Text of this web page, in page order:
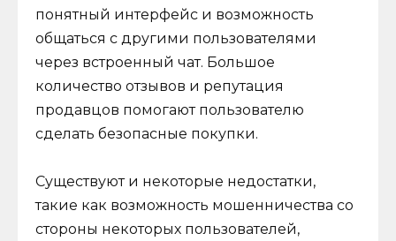
понятный интерфейс и возможность
общаться с другими пользователями
через встроенный чат. Большое
количество отзывов и репутация
продавцов помогают пользователю
сделать безопасные покупки.
Существуют и некоторые недостатки,
такие как возможность мошенничества со
стороны некоторых пользователей,